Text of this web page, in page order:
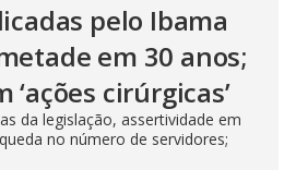
pelo Ibama
em 30 anos;
‘ações cirúrgicas’
da legislação, assertividade em
no número de servidores;